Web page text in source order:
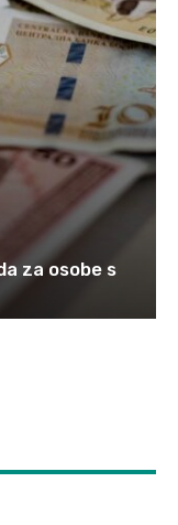
za osobe s